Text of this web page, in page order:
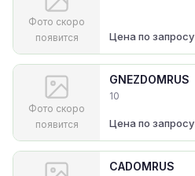
Фото скоро
появится
Цена по запросу
Фото скоро
появится
GNEZDOMRUS
10
Цена по запросу
CADOMRUS